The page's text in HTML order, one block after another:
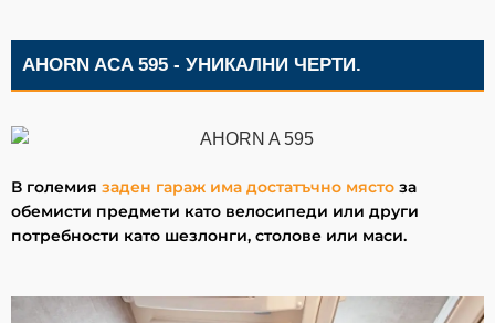
AHORN ACA 595 - УНИКАЛНИ ЧЕРТИ.
В големия заден гараж има достатъчно място за
обемисти предмети като велосипеди или други
потребности като шезлонги, столове или маси.